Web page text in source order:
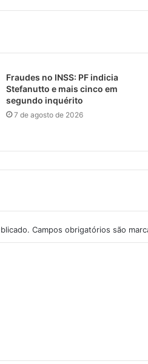
Fraudes no INSS: PF indicia
Stefanutto e mais cinco em
segundo inquérito
7 de agosto de 2026
Campos obrigatórios são